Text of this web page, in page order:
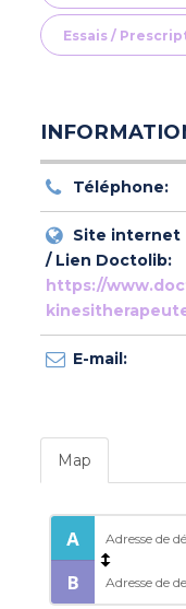
Essais /
Téléphone:
Site internet
/ Lien Doctolib:
https://
E-mail:
Map